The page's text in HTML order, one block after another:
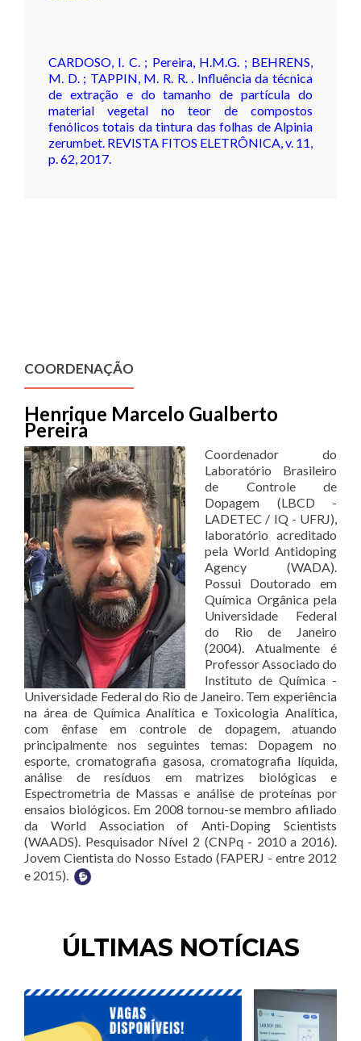
CARDOSO, I. C. ; Pereira, H.M.G. ; BEHRENS,
M. D. ; TAPPIN, M. R. R. . Influência da técnica
de extração e do tamanho de partícula do
material vegetal no teor de compostos
fenólicos totais da tintura das folhas de Alpinia
zerumbet. REVISTA FITOS ELETRÔNICA, v. 11,
p. 62, 2017.
COORDENAÇÃO
Henrique Marcelo Gualberto
Pereira
Coordenador do
Laboratório Brasileiro
de Controle de
Dopagem (LBCD -
LADETEC / IQ - UFRJ),
laboratório acreditado
pela World Antidoping
Agency (WADA).
Possui Doutorado em
Química Orgânica pela
Universidade Federal
do Rio de Janeiro
(2004). Atualmente é
Professor Associado do
Instituto de Química -
Universidade Federal do Rio de Janeiro. Tem experiência
na área de Química Analítica e Toxicologia Analítica,
com ênfase em controle de dopagem, atuando
principalmente nos seguintes temas: Dopagem no
esporte, cromatografia gasosa, cromatografia líquida,
análise de resíduos em matrizes biológicas e
Espectrometria de Massas e análise de proteínas por
ensaios biológicos. Em 2008 tornou-se membro afiliado
da World Association of Anti-Doping Scientists
(WAADS). Pesquisador Nível 2 (CNPq - 2010 a 2016).
Jovem Cientista do Nosso Estado (FAPERJ - entre 2012
e 2015).
ÚLTIMAS NOTÍCIAS